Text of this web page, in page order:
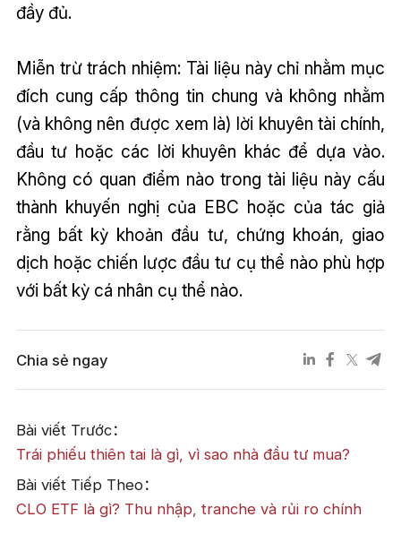
đầy đủ.
Miễn trừ trách nhiệm: Tài liệu này chỉ nhằm mục
đích cung cấp thông tin chung và không nhằm
(và không nên được xem là) lời khuyên tài chính,
đầu tư hoặc các lời khuyên khác để dựa vào.
Không có quan điểm nào trong tài liệu này cấu
thành khuyến nghị của EBC hoặc của tác giả
rằng bất kỳ khoản đầu tư, chứng khoán, giao
dịch hoặc chiến lược đầu tư cụ thể nào phù hợp
với bất kỳ cá nhân cụ thể nào.
Chia sẻ ngay
Bài viết Trước：
Trái phiếu thiên tai là gì, vì sao nhà đầu tư mua?
Bài viết Tiếp Theo：
CLO ETF là gì? Thu nhập, tranche và rủi ro chính